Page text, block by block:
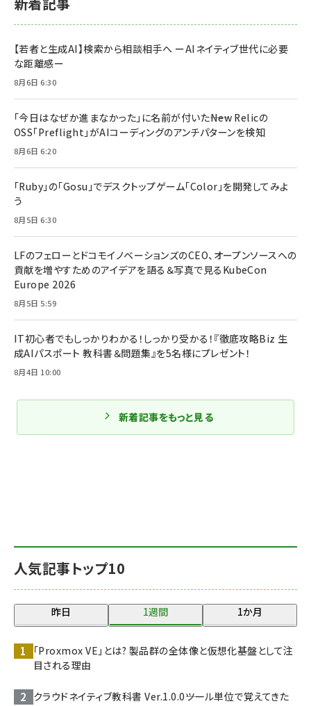
人気記事トップ10
昨日 1週間 1か月
「Proxmox VE」とは? 製品群の全体像と仮想化基盤として注
目される理由
クラウドネイティブ教科書 Ver.1.0.0――ツール単位で覚えてきた
【若者と生成AI】検索から相談相手へ ーAIネイティブ世代に必要
な距離感ー
8月6日 6:30
「今日はなぜか進まなかった」に名前が付いた――New Relicの
OSS「Preflight」がAIコーディングのアンチパターンを検知
8月6日 6:20
「Ruby」の「Gosu」でデスクトップゲーム「Color」を開発してみよ
う
8月5日 6:30
LFのフェローとドコモイノベーションズのCEO、オープンソースへの
貢献を増やすためのアイデアを語る＆写真で見るKubeCon
Europe 2026
8月5日 5:59
IT初心者でもしっかりわかる！しっかり受かる！『徹底攻略Biz 生
成AIパスポート 教科書＆問題集』を5名様にプレゼント！
8月4日 10:00
新着記事をもっと見る